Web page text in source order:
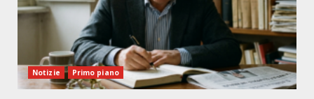
Notizie Primo piano